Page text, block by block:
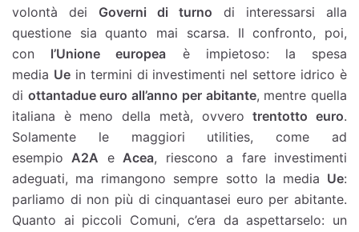
volontà dei Governi di turno di interessarsi alla
questione sia quanto mai scarsa. Il confronto, poi,
con l’Unione europea è impietoso: la spesa
media Uein termini di investimenti nel settore idrico è
di ottantadue euro all’anno per abitante, mentre quella
italiana è meno della metà, ovverotrentotto euro.
Solamente le maggiori utilities, come ad
esempioA2A eAcea, riescono a fare investimenti
adeguati, ma rimangono sempre sotto la media Ue:
parliamo di non più di cinquantasei euro per abitante.
Quanto ai piccoli Comuni, c’era da aspettarselo: un